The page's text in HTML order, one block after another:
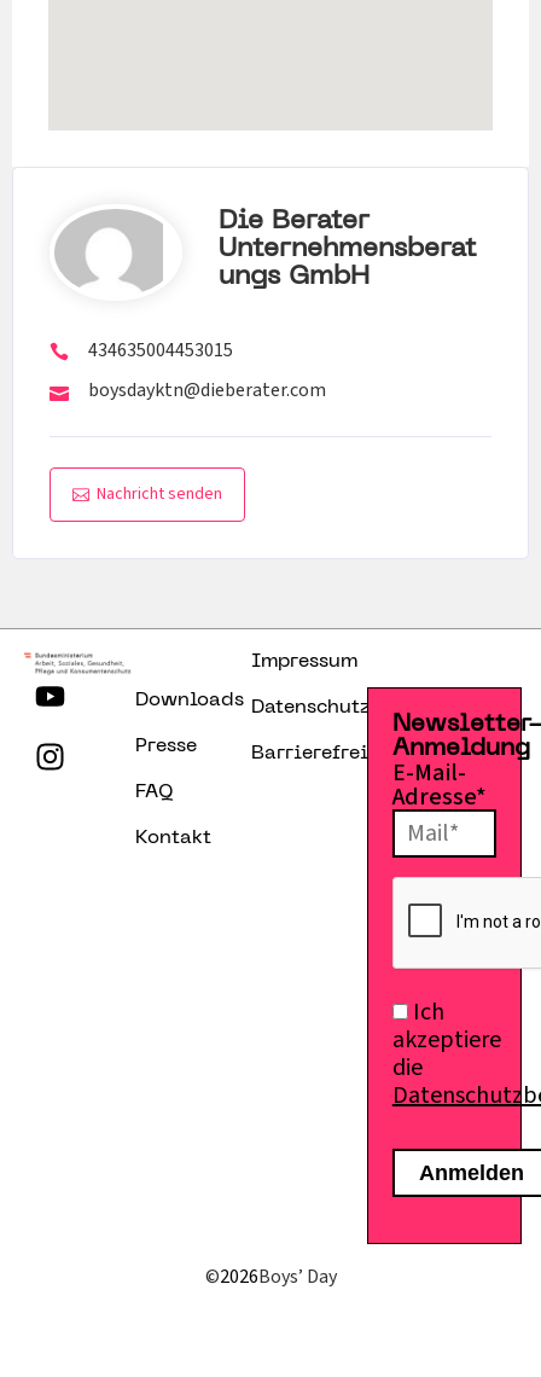
Die Berater
Unternehmensberat
Ungs GmbH
434635004453015
boysdayktn@dieberater.com
Nachricht senden
Downloads
Presse
FAQ
Kontakt
Impressum
Datenschutzerklärung
Barrierefreiheitserklärung
Anmeldung
E-Mail-
Adresse*
Ich
akzeptiere
die
©2026Boys’ Day